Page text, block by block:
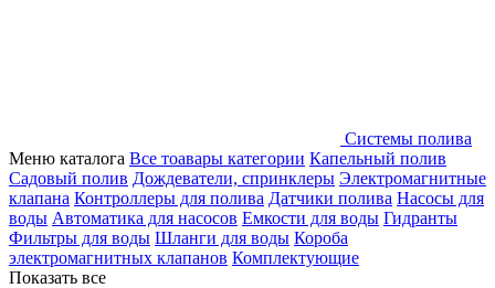
Системы полива
Меню каталога Все тоавары категории Капельный полив
Садовый полив Дождеватели, спринклеры Электромагнитные
клапана Контроллеры для полива Датчики полива Насосы для
воды Автоматика для насосов Емкости для воды Гидранты
Фильтры для воды Шланги для воды Короба
электромагнитных клапанов Комплектующие
Показать все